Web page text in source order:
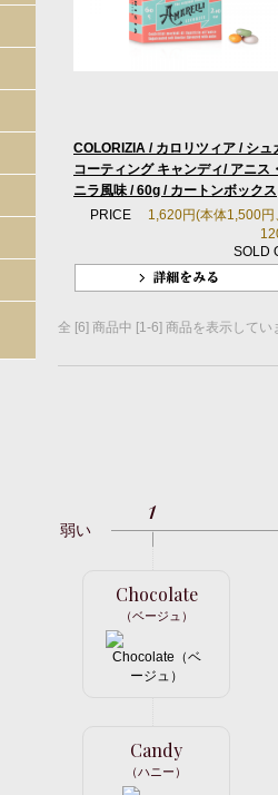
COLORIZIA / カロリツィア / シュ
コーティング キャンディ/ アニス
ニラ風味 / 60g / カートンボックス
PRICE 1,620円(本体1,500円
SOLD
全 [6] 商品中 [1-6] 商品を表示してい
弱い
1
Chocolate
（ベージュ）
Candy
（ハニー）